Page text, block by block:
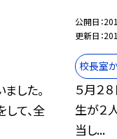
した。
て、全
公開日
更新日
校長室
５月２
生が２
当し...